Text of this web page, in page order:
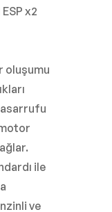
x2
oluşumu
ile
ve